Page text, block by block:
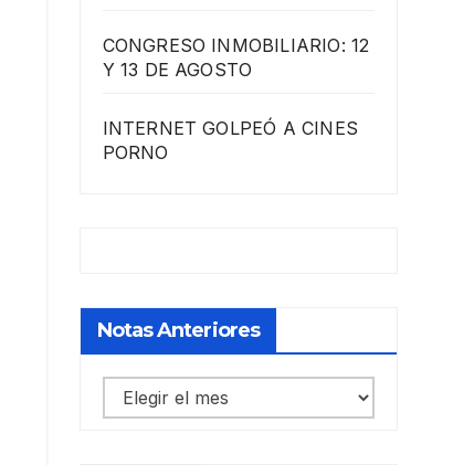
CONGRESO INMOBILIARIO: 12
Y 13 DE AGOSTO
INTERNET GOLPEÓ A CINES
PORNO
Notas Anteriores
Notas
anteriores